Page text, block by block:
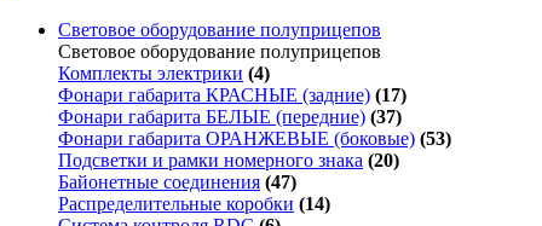
Световое оборудование полуприцепов
Световое оборудование полуприцепов
Комплекты электрики (4)
Фонари габарита КРАСНЫЕ (задние) (17)
Фонари габарита БЕЛЫЕ (передние) (37)
Фонари габарита ОРАНЖЕВЫЕ (боковые) (53)
Подсветки и рамки номерного знака (20)
Байонетные соединения (47)
Распределительные коробки (14)